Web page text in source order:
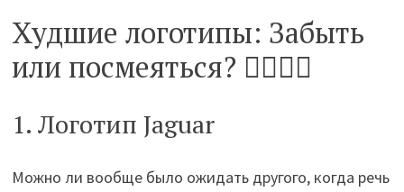
Худшие логотипы: Забыть
или посмеяться? 🤦‍♂️🤷‍♀️
1. Логотип Jaguar
Можно ли вообще было ожидать другого, когда речь